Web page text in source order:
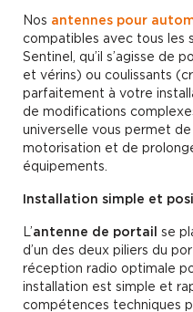
Nos antennes pour
compatibles avec tous les
Sentinel, qu’il s’agisse de
et vérins) ou coulissants
parfaitement à votre
de modifications
universelle vous permet
motorisation et de
équipements.
Installation simple et
L’antenne de portail se
d’un des deux piliers du
réception radio optimale
installation est simple et
compétences techniques